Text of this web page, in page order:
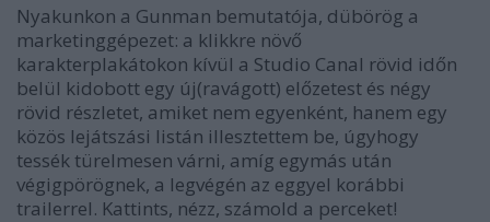
Nyakunkon a Gunman bemutatója, dübörög a
marketinggépezet: a klikkre növő
karakterplakátokon kívül a Studio Canal rövid időn
belül kidobott egy új(ravágott) előzetest és négy
rövid részletet, amiket nem egyenként, hanem egy
közös lejátszási listán illesztettem be, úgyhogy
tessék türelmesen várni, amíg egymás után
végigpörögnek, a legvégén az eggyel korábbi
trailerrel. Kattints, nézz, számold a perceket!